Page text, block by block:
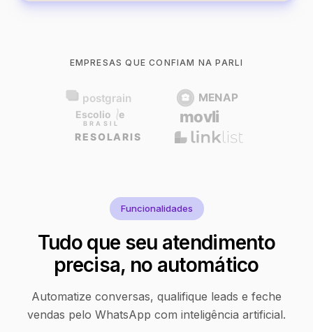
EMPRESAS QUE CONFIAM NA PARLI
Funcionalidades
Tudo que seu atendimento
precisa, no automático
Automatize conversas, qualifique leads e feche
vendas pelo WhatsApp com inteligência artificial.